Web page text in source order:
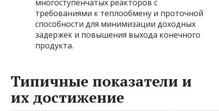
многоступенчатых реакторов с
требованиями к теплообмену и проточной
способности для минимизации доходных
задержек и повышения выхода конечного
продукта.
Типичные показатели и
их достижение